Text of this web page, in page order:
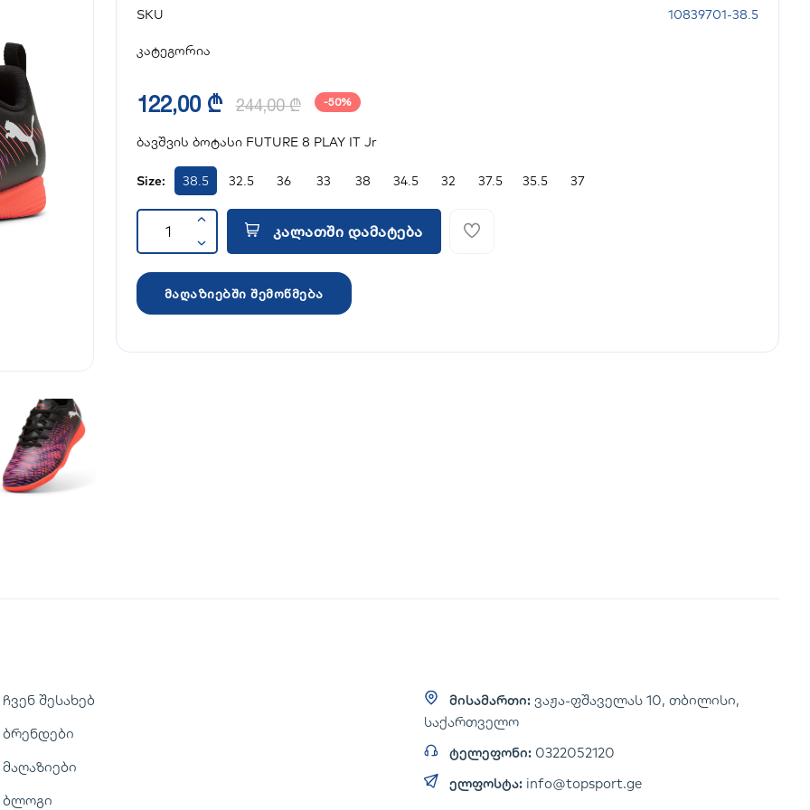
SKU 10839701-38.5
კატეგორია
122,00 ₾ 244,00 ₾ -50%
ბავშვის ბოტასი FUTURE 8 PLAY IT Jr
Size: 38.5 32.5 36 33 38 34.5 32 37.5 35.5 37
კალათში დამატება
მაღაზიებში შემოწმება
ჩვენ შესახებ
ბრენდები
მაღაზიები
ბლოგი
მისამართი: ვაჟა-ფშაველას 10, თბილისი,
საქართველო
ტელეფონი: 0322052120
ელფოსტა: info@topsport.ge